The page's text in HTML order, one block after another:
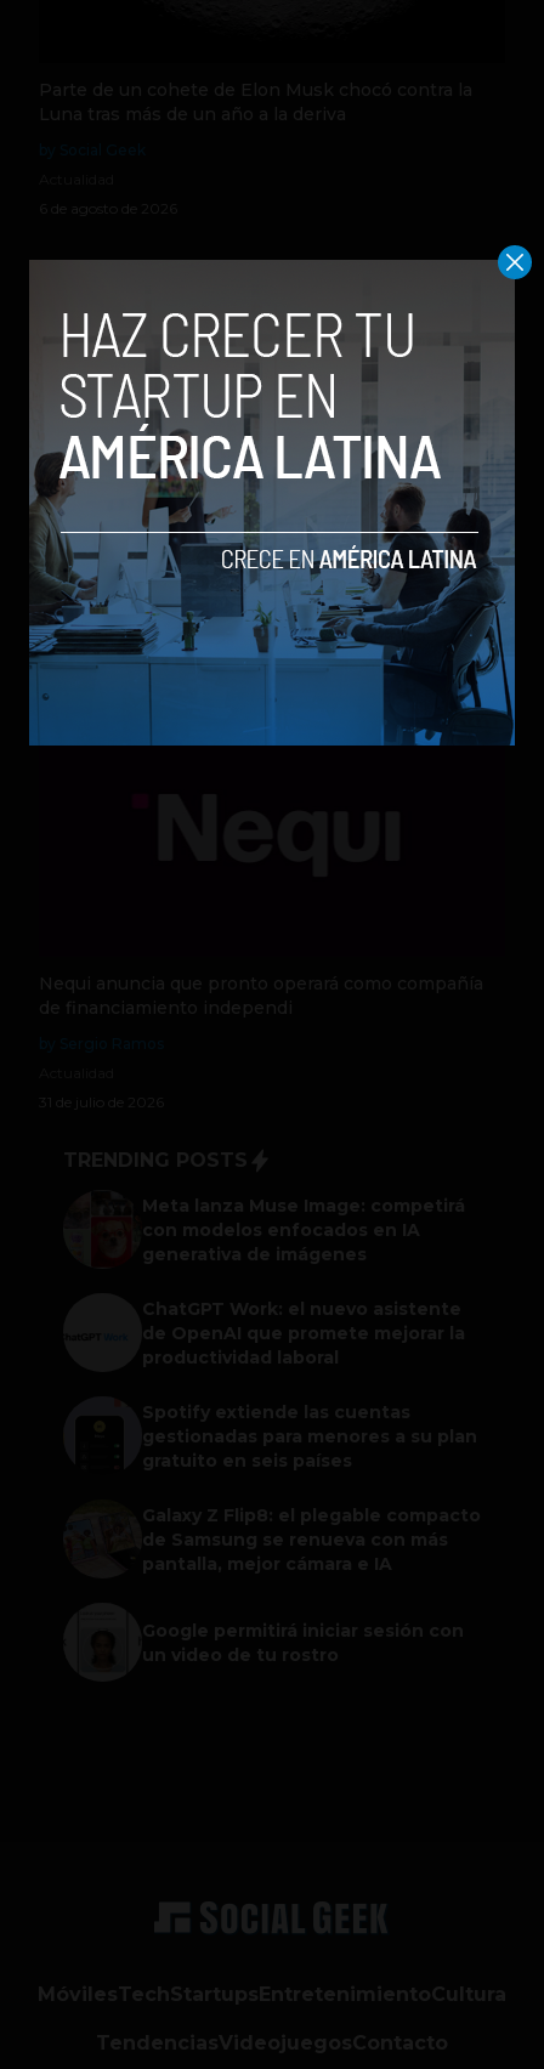
Parte de un cohete de Elon Musk chocó contra la
Luna tras más de un año a la deriva
6 de agosto de 2026
Qwen 3.8-Max, la nueva IA de Alibaba que desafía a
los modelos más poderosos
by Sergio Ramos
Actualidad
5 de agosto de 2026
Nequi anuncia que pronto operará como compañía
de financiamiento independi
31 de julio de 2026
TRENDING POSTS
Meta lanza Muse Image: competirá
con modelos enfocados en IA
generativa de imágenes
ChatGPT Work: el nuevo asistente
de OpenAI que promete mejorar la
productividad laboral
Spotify extiende las cuentas
gestionadas para menores a su plan
gratuito en seis países
Galaxy Z Flip8: el plegable compacto
de Samsung se renueva con más
pantalla, mejor cámara e IA
Google permitirá iniciar sesión con
un video de tu rostro